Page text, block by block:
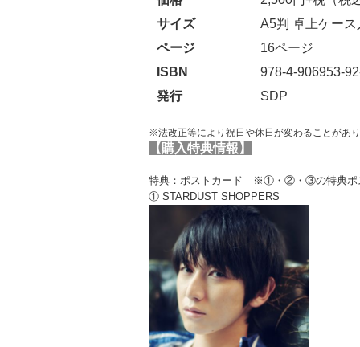
サイズ
A5判 卓上ケース
ページ
16ページ
ISBN
978-4-906953-
発行
SDP
※法改正等により祝日や休日が変わることがあ
【購入特典情報】
特典：ポストカード ※①・②・③の特典ポ
① STARDUST SHOPPERS